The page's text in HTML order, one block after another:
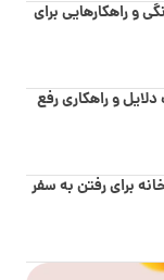
و راهکارهایی برای
و راهکاری رفع
برای رفتن به سفر